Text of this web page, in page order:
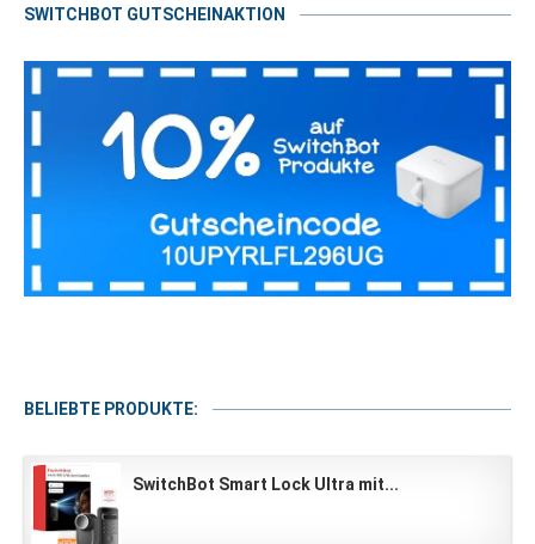
SWITCHBOT GUTSCHEINAKTION
BELIEBTE PRODUKTE:
SwitchBot Smart Lock Ultra mit...